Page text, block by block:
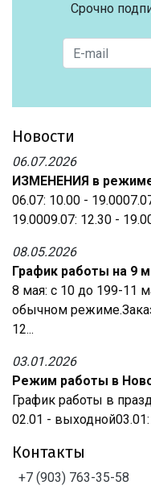
Срочно
Новости
06.07.2026
ИЗМЕНЕНИЯ в
06.07: 10.00 -
19.0009.07: 12.30 -
08.05.2026
График работы на 9
8 мая: с 10 до 199-11
обычном
12...
03.01.2026
Режим работы в
График работы в
02.01 -
Контакты
+7 (903) 763-35-58